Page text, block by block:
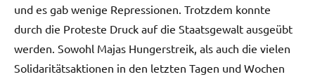
und es gab wenige Repressionen. Trotzdem konnte
durch die Proteste Druck auf die Staatsgewalt ausgeübt
werden. Sowohl Majas Hungerstreik, als auch die vielen
Solidaritätsaktionen in den letzten Tagen und Wochen